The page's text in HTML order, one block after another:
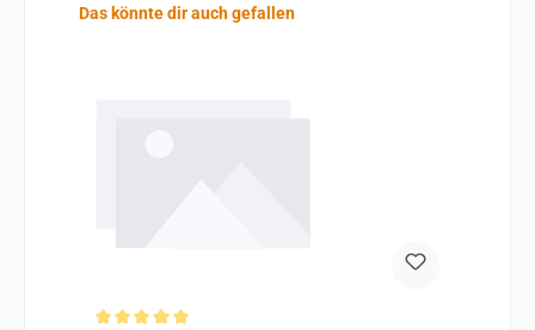
Produktgalerie überspringen
Das könnte dir auch gefallen